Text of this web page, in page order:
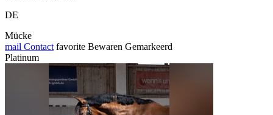
DE
Mücke
mail Contact favorite Bewaren Gemarkeerd
Platinum